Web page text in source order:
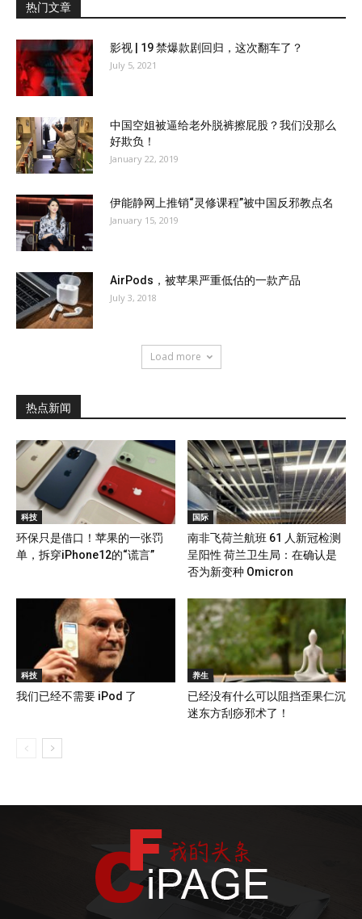
热门文章
影视 | 19 禁爆款剧回归，这次翻车了？
July 5, 2021
中国空姐被逼给老外脱裤擦屁股？我们没那么
好欺负！
January 22, 2019
伊能静网上推销“灵修课程”被中国反邪教点名
January 15, 2019
AirPods，被苹果严重低估的一款产品
July 3, 2018
Load more
热点新闻
科技
环保只是借口！苹果的一张罚
单，拆穿iPhone12的“谎言”
国际
南非飞荷兰航班 61 人新冠检测
呈阳性 荷兰卫生局：在确认是
否为新变种 Omicron
科技
我们已经不需要 iPod 了
养生
已经没有什么可以阻挡歪果仁沉
迷东方刮痧邪术了！